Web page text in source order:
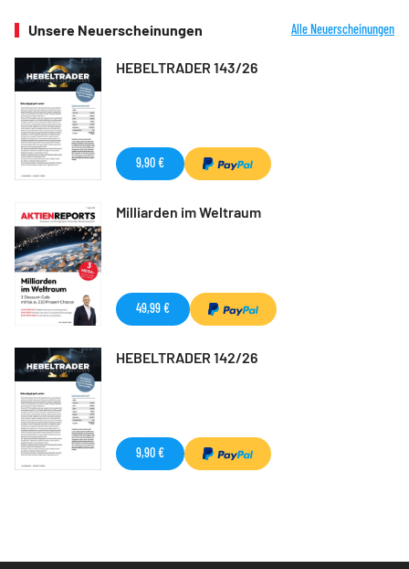
Unsere Neuerscheinungen Alle Neuerscheinungen
HEBELTRADER 143/26
9,90 €
Milliarden im Weltraum
49,99 €
HEBELTRADER 142/26
9,90 €